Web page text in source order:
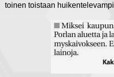
toinen toistaan